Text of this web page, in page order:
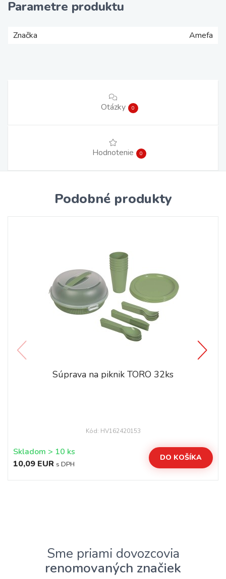
Parametre produktu
Značka Amefa
Otázky 0
Hodnotenie 0
Podobné produkty
Súprava na piknik TORO 32ks
Kód: HV162420153
Skladom > 10 ks
10,09 EUR s DPH
DO KOŠÍKA
Sme priami dovozcovia
renomovaných značiek